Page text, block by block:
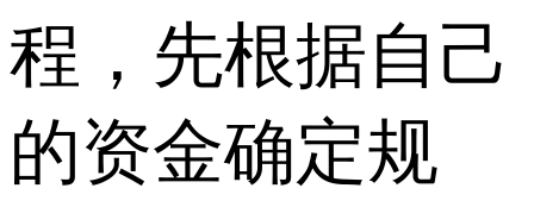
程，先根据自己
的资金确定规